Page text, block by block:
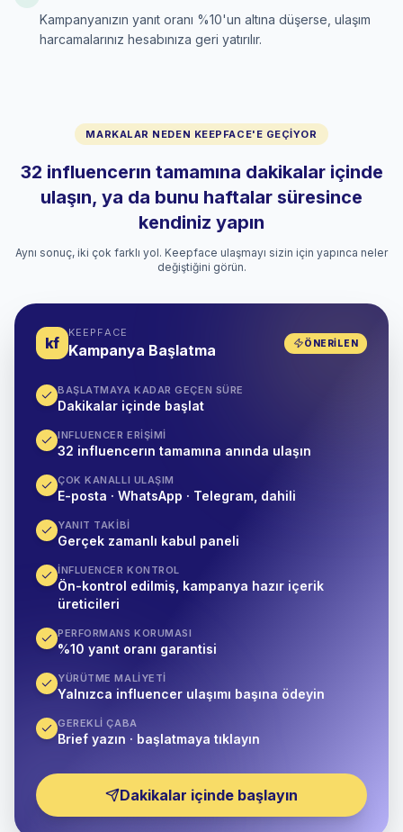
Kampanyanızın yanıt oranı %10'un altına düşerse, ulaşım
harcamalarınız hesabınıza geri yatırılır.
MARKALAR NEDEN KEEPFACE'E GEÇIYOR
32 influencerın tamamına dakikalar içinde
ulaşın, ya da bunu haftalar süresince
kendiniz yapın
Aynı sonuç, iki çok farklı yol. Keepface ulaşmayı sizin için yapınca neler
değiştiğini görün.
kf
KEEPFACE
Kampanya Başlatma ÖNERILEN
BAŞLATMAYA KADAR GEÇEN SÜRE
Dakikalar içinde başlat
INFLUENCER ERIŞIMI
32 influencerın tamamına anında ulaşın
ÇOK KANALLI ULAŞIM
E-posta · WhatsApp · Telegram, dahili
YANIT TAKIBI
Gerçek zamanlı kabul paneli
İNFLUENCER KONTROL
Ön-kontrol edilmiş, kampanya hazır içerik
üreticileri
PERFORMANS KORUMASI
%10 yanıt oranı garantisi
YÜRÜTME MALIYETI
Yalnızca influencer ulaşımı başına ödeyin
GEREKLI ÇABA
Brief yazın · başlatmaya tıklayın
Dakikalar içinde başlayın